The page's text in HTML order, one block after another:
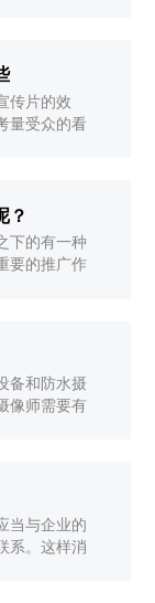
传片的效
量受众的看
？
下的有一种
要的推广作
备和防水摄
像师需要有
当与企业的
系。这样消